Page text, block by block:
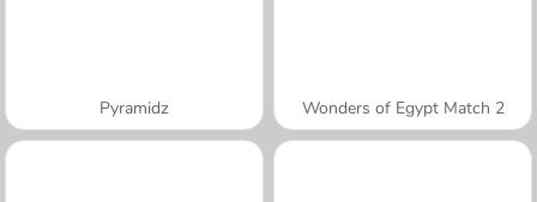
Pyramidz Wonders of Egypt Match 2